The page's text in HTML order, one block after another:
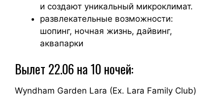
и создают уникальный микроклимат.
развлекательные возможности:
шопинг, ночная жизнь, дайвинг,
аквапарки
Вылет 22.06 на 10 ночей:
Wyndham Garden Lara (Ex. Lara Family Club)